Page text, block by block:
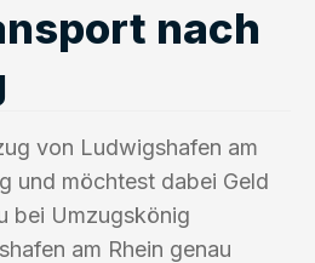
nach
von Ludwigshafen am
und möchtest dabei Geld
bei Umzugskönig
am Rhein genau